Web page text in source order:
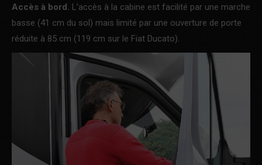
Accès à bord. L’accès à la cabine est facilité par une marche
basse (41 cm du sol) mais limité par une ouverture de porte
réduite à 85 cm (119 cm sur le Fiat Ducato).